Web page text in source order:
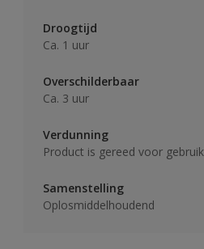
Droogtijd
Ca. 1 uur
Overschilderbaar
Ca. 3 uur
Verdunning
Product is gereed voor gebruik
Samenstelling
Oplosmiddelhoudend